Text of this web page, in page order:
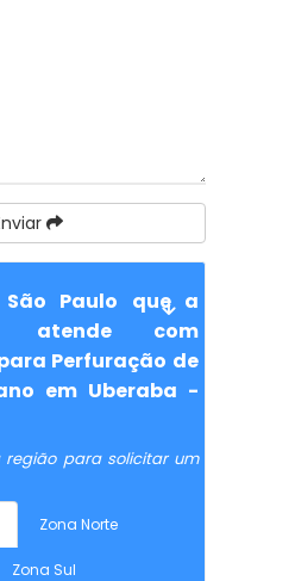
São Paulo que a
atende com
Perfuração de
em Uberaba -
para solicitar um
Zona Norte
Zona Sul